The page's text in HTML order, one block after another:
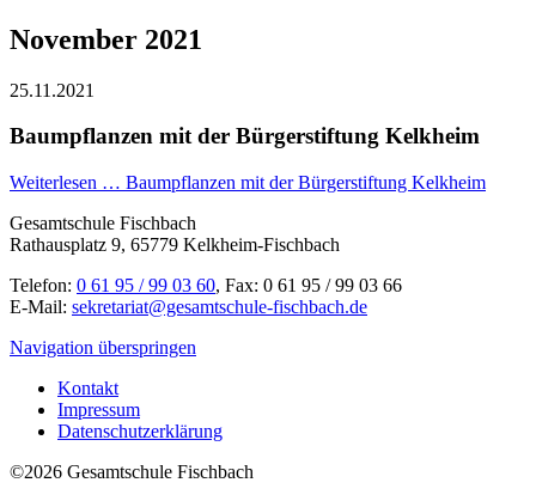
November 2021
25.11.2021
Baumpflanzen mit der Bürgerstiftung Kelkheim
Weiterlesen … Baumpflanzen mit der Bürgerstiftung Kelkheim
Gesamtschule Fischbach
Rathausplatz 9, 65779 Kelkheim-Fischbach
Telefon: 0 61 95 / 99 03 60, Fax: 0 61 95 / 99 03 66
E-Mail: sekretariat@gesamtschule-fischbach.de
Navigation überspringen
Kontakt
Impressum
Datenschutzerklärung
©2026 Gesamtschule Fischbach